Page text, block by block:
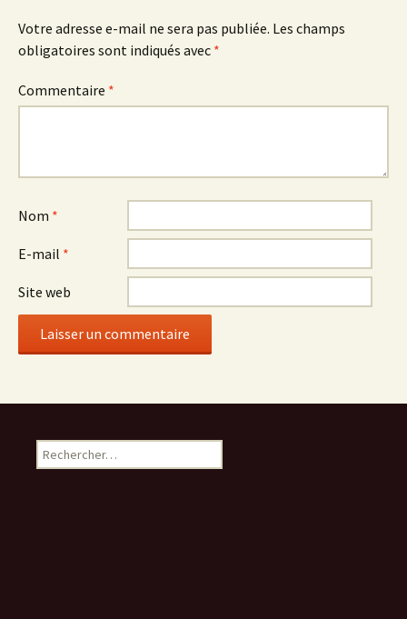
Votre adresse e-mail ne sera pas publiée. Les champs
obligatoires sont indiqués avec *
Commentaire *
Nom *
E-mail *
Site web
Rechercher :